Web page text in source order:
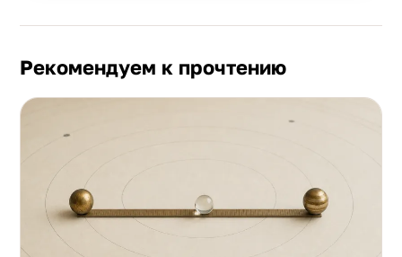
Рекомендуем к прочтению